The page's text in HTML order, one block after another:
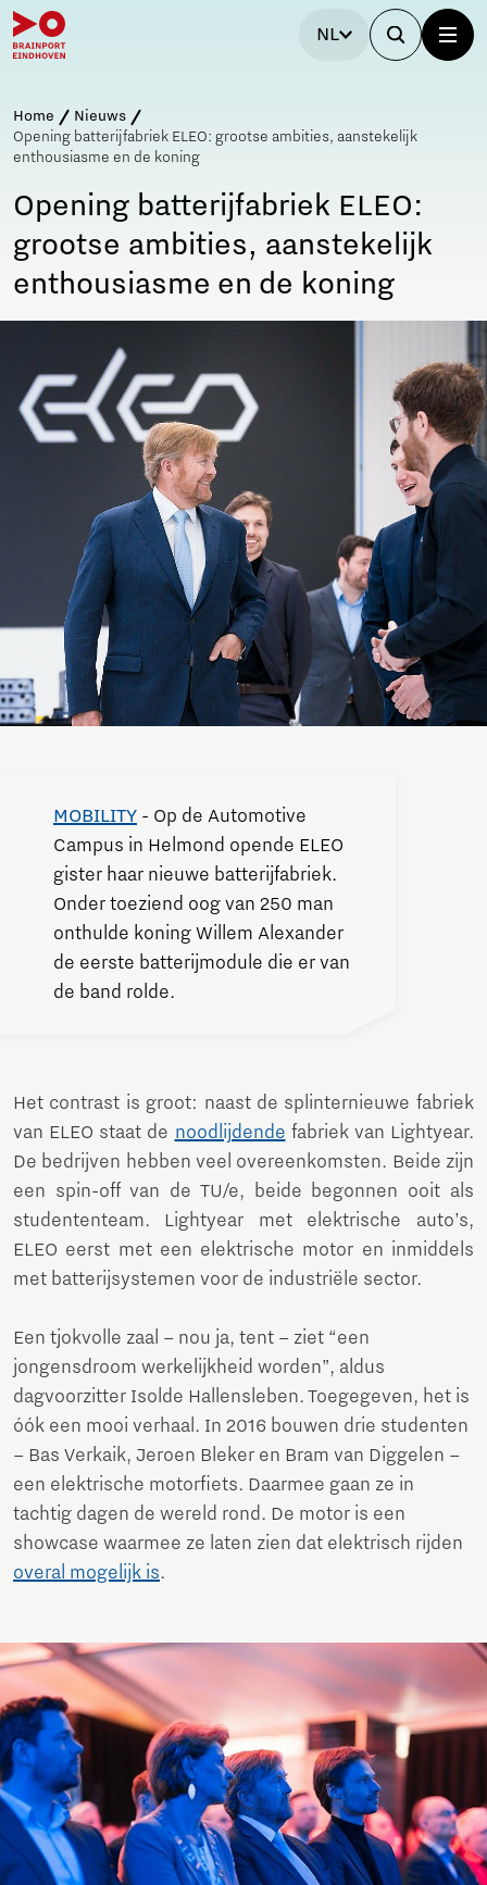
NL
Home
Nieuws
Opening batterijfabriek ELEO: grootse ambities, aanstekelijk
enthousiasme en de koning
Opening batterijfabriek ELEO:
grootse ambities, aanstekelijk
enthousiasme en de koning
MOBILITY - Op de Automotive
Campus in Helmond opende ELEO
gister haar nieuwe batterijfabriek.
Onder toeziend oog van 250 man
onthulde koning Willem Alexander
de eerste batterijmodule die er van
de band rolde.
Het contrast is groot: naast de splinternieuwe fabriek
van ELEO staat de noodlijdende fabriek van Lightyear.
De bedrijven hebben veel overeenkomsten. Beide zijn
een spin-off van de TU/e, beide begonnen ooit als
studententeam. Lightyear met elektrische auto’s,
ELEO eerst met een elektrische motor en inmiddels
met batterijsystemen voor de industriële sector.
Een tjokvolle zaal – nou ja, tent – ziet “een
jongensdroom werkelijkheid worden”, aldus
dagvoorzitter Isolde Hallensleben. Toegegeven, het is
óók een mooi verhaal. In 2016 bouwen drie studenten
– Bas Verkaik, Jeroen Bleker en Bram van Diggelen –
een elektrische motorfiets. Daarmee gaan ze in
tachtig dagen de wereld rond. De motor is een
showcase waarmee ze laten zien dat elektrisch rijden
overal mogelijk is.